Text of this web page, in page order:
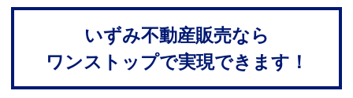
いずみ不動産販売なら
ワンストップで実現できます！